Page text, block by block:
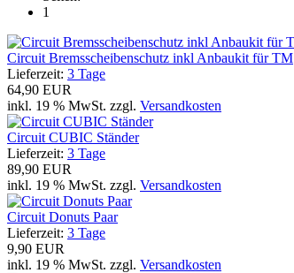
1
Circuit Bremsscheibenschutz inkl Anbaukit für TM
Lieferzeit: 3 Tage
64,90 EUR
inkl. 19 % MwSt. zzgl. Versandkosten
Circuit CUBIC Ständer
Lieferzeit: 3 Tage
89,90 EUR
inkl. 19 % MwSt. zzgl. Versandkosten
Circuit Donuts Paar
Lieferzeit: 3 Tage
9,90 EUR
inkl. 19 % MwSt. zzgl. Versandkosten